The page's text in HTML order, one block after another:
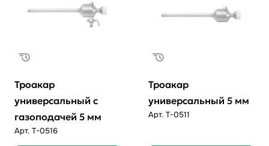
Троакар
универсальный с
газоподачей 5 мм
Арт. T-0516
Троакар
универсальный 5 мм
Арт. T-0511